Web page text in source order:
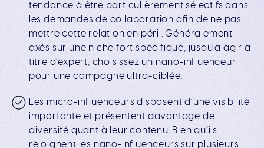
tendance à être particulièrement sélectifs dans
les demandes de collaboration afin de ne pas
mettre cette relation en péril. Généralement
axés sur une niche fort spécifique, jusqu’à agir à
titre d’expert, choisissez un nano-influenceur
pour une campagne ultra-ciblée.
Les micro-influenceurs disposent d’une visibilité
importante et présentent davantage de
diversité quant à leur contenu. Bien qu’ils
rejoignent les nano-influenceurs sur plusieurs